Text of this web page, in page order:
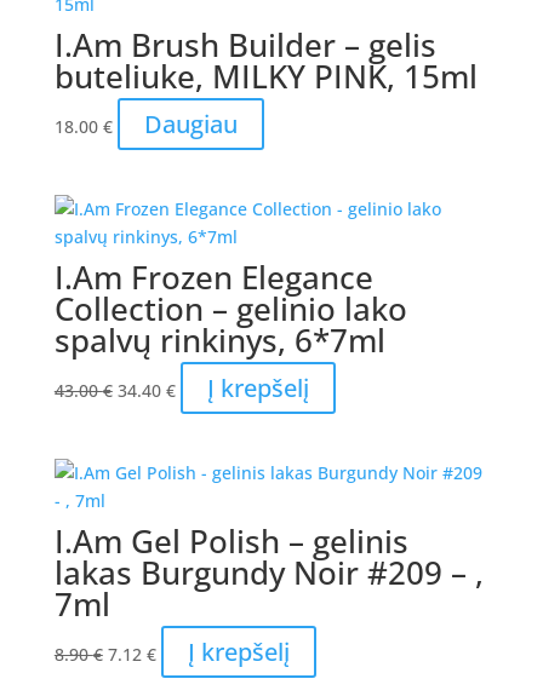
I.Am Brush Builder – gelis
buteliuke, MILKY PINK, 15ml
18.00 € Daugiau
I.Am Frozen Elegance
Collection – gelinio lako
spalvų rinkinys, 6*7ml
43.00€ Original
43.00 €.
34.40 €Current
price
34.40 €.
Į krepšelį
I.Am Gel Polish – gelinis
lakas Burgundy Noir #209 – ,
7ml
8.90€ Original
7.12 €Current
price
Į krepšelį